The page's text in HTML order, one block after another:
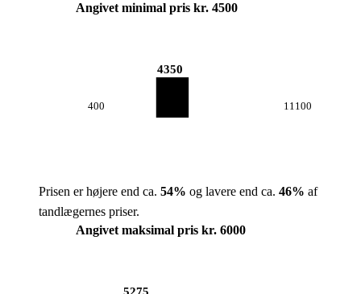
Angivet minimal pris kr. 4500
400
4350
11100
Prisen er højere end ca. 54% og lavere end ca. 46% af
tandlægernes priser.
Angivet maksimal pris kr. 6000